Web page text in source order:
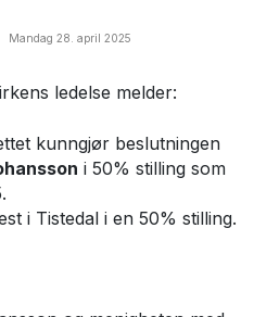
Mandag 28. april 2025
ledelse melder:
kunngjør beslutningen
i 50% stilling som
i Tistedal i en 50% stilling.